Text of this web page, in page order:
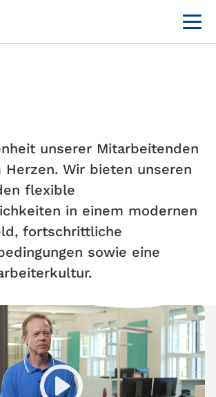
Menü
unserer Mitarbeitenden
Herzen. Wir bieten unseren
flexible
in einem modernen
fortschrittliche
sowie eine